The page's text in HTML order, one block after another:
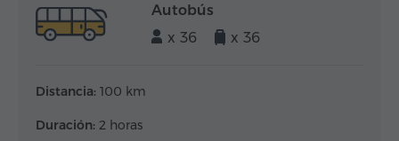
Autobús
x 36
x 36
Distancia: 100 km
Duración: 2 horas